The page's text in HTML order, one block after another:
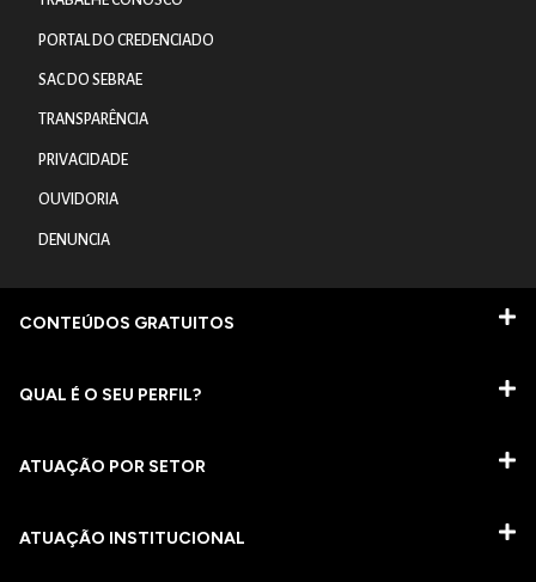
PORTAL DO CREDENCIADO
SAC DO SEBRAE
TRANSPARÊNCIA
PRIVACIDADE
OUVIDORIA
DENUNCIA
CONTEÚDOS GRATUITOS
QUAL É O SEU PERFIL?
ATUAÇÃO POR SETOR
ATUAÇÃO INSTITUCIONAL